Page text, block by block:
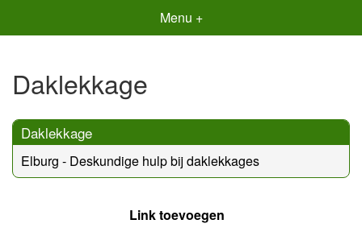
Menu +
Daklekkage
Daklekkage
Elburg - Deskundige hulp bij daklekkages
Link toevoegen